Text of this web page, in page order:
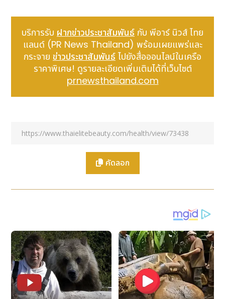
ระคายเคือง เช่น แสบร้อนกลางอก เรอเปรี้ยว หรืออาการ
อื่น ๆ ที่รบกวนการใช้ชีวิตประจำวัน และหากปล่อยไว้ ไม่ได้
รับการดูแลอย่างถูกต้อง อาจนำไปสู่ภาวะแทรกซ้อนที่
รุนแรงได้
โดยกรดไหลย้อนเกิดจากความผิดปกติของกล้ามเนื้อหูรูด
หลอดอาหารส่วนล่าง (Lower Esophageal
Sphincter: LES) ที่ทำหน้าที่เปิด เพื่อให้อาหารผ่านลง
ในกระเพาะอาหารไหลย้อนขึ้นมายังหลอดอาหารได้ง่าย
กระเพาะอาหารผิดปกติ หรือมีโรคประจำตัวบางอย่าง
นอกจากสาเหตุข้างต้น โรคกรดไหลย้อน สามารถเกิดได้
เฉพาะคนวัยทำงานที่มีวิถีชีวิตเร่งรีบ ซึ่งหลายคนอาจไม่รู้ตัว
จึงไม่ปรับเปลี่ยนพฤติกรรม ส่งผลให้อาการกรดไหลย้อน
เกิดขึ้นซ้ำ ๆ และส่งผลกระทบต่อคุณภาพชีวิตในหลาย ๆ
ด้าน คุณอ๊อฟ ชัยนนท์ หาญคีรีรัตน์ ผู้ประกาศข่าวรุ่นใหม่
ซึ่งเป็นหนึ่งในผู้ที่ประสบกับโรคกรดไหลย้อนได้ออกมาแชร์
ประสบการณ์ เพื่อเป็นแนวทางให้กับผู้ที่มีอาการคล้ายกัน
ได้เข้าใจถึงความสำคัญของการดูแลสุขภาพก่อนที่โรคจะ
ลุกลามหรือส่งผลกระทบในระยะยาว
บริการรับ ฝากข่าวประชาสัมพันธ์ กับ พีอาร์ นิวส์ ไทย
แลนด์ (PR News Thailand) พร้อมเผยแพร่และ
กระจาย ข่าวประชาสัมพันธ์ ไปยังสื่อออนไลน์ในเครือ
ราคาพิเศษ! ดูรายละเอียดเพิ่มเติมได้ที่เว็บไซต์
prnewsthailand.com
คัดลอก